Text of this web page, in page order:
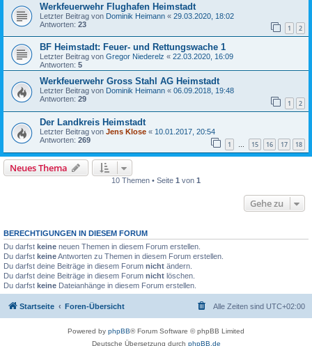
Werkfeuerwehr Flughafen Heimstadt
Letzter Beitrag von Dominik Heimann « 29.03.2020, 18:02
Antworten: 23 1 2
BF Heimstadt: Feuer- und Rettungswache 1
Letzter Beitrag von Gregor Niederelz « 22.03.2020, 16:09
Antworten: 5
Werkfeuerwehr Gross Stahl AG Heimstadt
Letzter Beitrag von Dominik Heimann « 06.09.2018, 19:48
Antworten: 29 1 2
Der Landkreis Heimstadt
Letzter Beitrag von Jens Klose « 10.01.2017, 20:54
Antworten: 269 1 … 15 16 17 18
Neues Thema
10 Themen • Seite 1 von 1
Gehe zu
BERECHTIGUNGEN IN DIESEM FORUM
Du darfst keine neuen Themen in diesem Forum erstellen.
Du darfst keineAntworten zu Themen in diesem Forum erstellen.
Du darfst deine Beiträge in diesem Forum nicht ändern.
Du darfst deine Beiträge in diesem Forum nicht löschen.
Du darfst keine Dateianhänge in diesem Forum erstellen.
Startseite Foren-Übersicht Alle Zeiten sind UTC+02:00
Powered by phpBB® Forum Software © phpBB Limited
Deutsche Übersetzung durch phpBB.de